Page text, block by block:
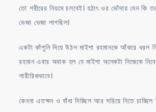
তো শরীরের নিয়মে চলবেই। হঠাৎ ওর ভোঁদায় যেন কি
ভেজা ভেজা লাগছিল।
একটা কাঁপুনি দিয়ে উঠল মাইশা রহমানকে আঁকরে ধরল
রহমান এবার অবাক হল যে মাইশা অনেকটা নিজেকে
শারীরিকভাবে।
কেননা এতক্ষন ও বাঁধা দিচ্ছিল আর সরিয়ে নিতে